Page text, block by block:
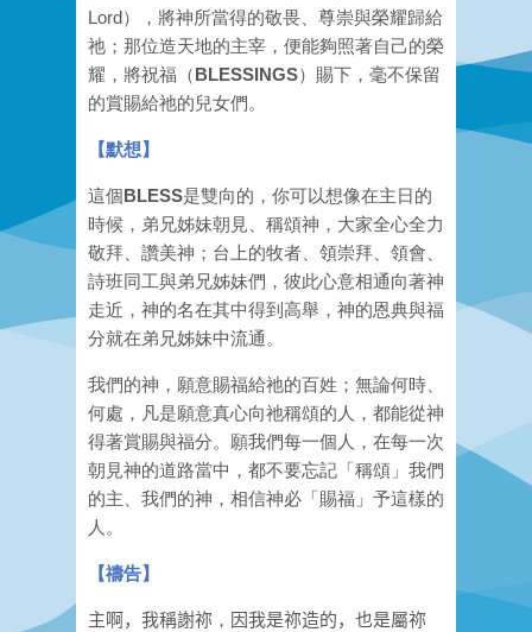
Lord），將神所當得的敬畏、尊崇與榮耀歸給
祂； 那位造天地的主宰，便能夠照著自己的榮
耀，將祝福（BLESSINGS）賜下，毫不保留
的賞賜給祂的兒女們。
【默想】
這個BLESS是雙向的，你可以想像在主日的
時候，弟兄姊妹朝見、稱頌神，大家全心全力
敬拜、讚美神；台上的牧者、領崇拜、領會、
詩班同工與弟兄姊妹們，彼此心意相通向著神
走近，神的名在其中得到高舉，神的恩典與福
分就在弟兄姊妹中流通。
我們的神，願意賜福給祂的百姓；無論何時、
何處，凡是願意真心向祂稱頌的人，都能從神
得著賞賜與福分。願我們每一個人，在每一次
朝見神的道路當中，都不要忘記「稱頌」我們
的主、我們的神，相信神必「賜福」予這樣的
人。
【禱告】
主啊，我稱謝祢 ， 因我是祢造的，也是屬祢